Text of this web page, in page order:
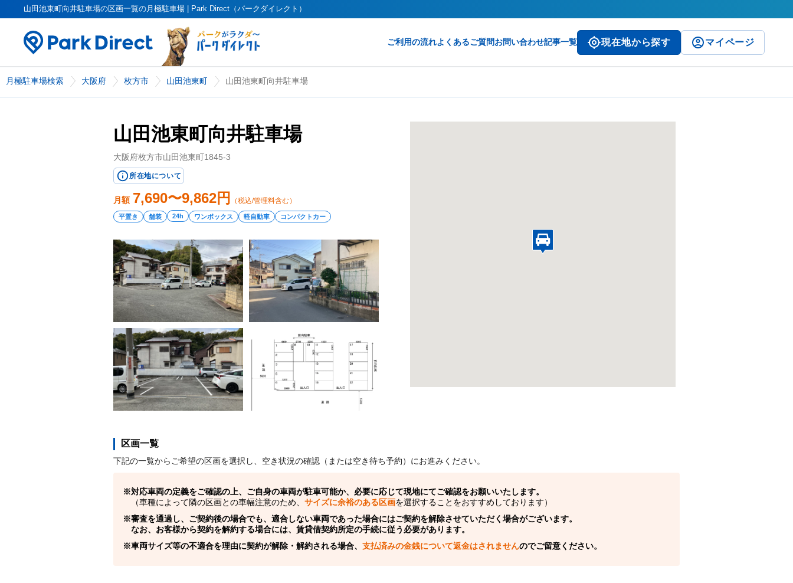
山田池東町向井駐車場の区画一覧の月極駐車場 | Park Direct（パークダイレクト）
ご利用の流れよくあるご質問お問い合わせ記事一覧 現在地から探す マイページ
月極駐車場検索 大阪府 枚方市 山田池東町 山田池東町向井駐車場
山田池東町向井駐車場
大阪府枚方市山田池東町1845-3
所在地について
月額 7,690〜9,862円 （税込/管理料含む）
平置き 舗装 24h ワンボックス 軽自動車 コンパクトカー
区画一覧
下記の一覧からご希望の区画を選択し、空き状況の確認（または空き待ち予約）にお進みください。
対応車両の定義をご確認の上、ご自身の車両が駐車可能か、必要に応じて現地にてご確認をお願いいたします。
（車種によって隣の区画との車幅注意のため、 サイズに余裕のある区画を選択することをおすすめしております）
審査を通過し、ご契約後の場合でも、適合しない車両であった場合にはご契約を解除させていただく場合がございます。
なお、お客様から契約を解約する場合には、賃貸借契約所定の手続に従う必要があります。
車両サイズ等の不適合を理由に契約が解除・解約される場合、 支払済みの金銭について返金はされませんのでご留意ください。